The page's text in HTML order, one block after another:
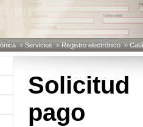
» Servicios » Registro electrónico »
pago